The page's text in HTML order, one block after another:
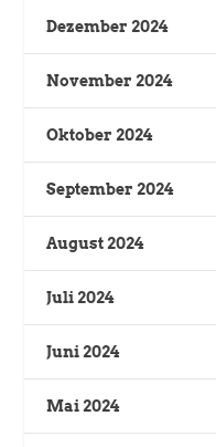
Dezember 2024
November 2024
Oktober 2024
September 2024
August 2024
Juli 2024
Juni 2024
Mai 2024